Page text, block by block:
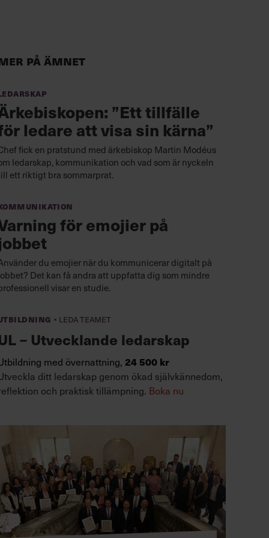
på ämnet
”Ett tillfälle
ledare att visa sin kärna”
fick en pratstund med ärkebiskop Martin Modéus
ledarskap, kommunikation och vad som är nyckeln
ett riktigt bra sommarprat.
för emojier på
du emojier när du kommunicerar digitalt på
Det kan få andra att uppfatta dig som mindre
visar en studie.
· Leda teamet
– Utvecklande ledarskap
med övernattning, 24 500 kr
ditt ledarskap genom ökad självkännedom,
och praktisk tillämpning. Boka nu